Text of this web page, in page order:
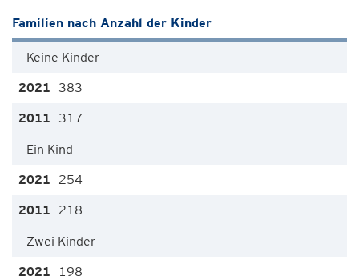
Familien nach Anzahl der Kinder
Keine Kinder
383
317
Ein Kind
254
218
Zwei Kinder
198